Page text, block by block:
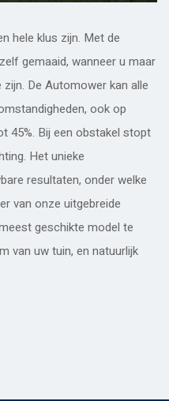
hele klus zijn. Met de
gemaaid, wanneer u maar
De Automower kan alle
ook op
45%. Bij een obstakel stopt
Het unieke
resultaten, onder welke
van onze uitgebreide
geschikte model te
van uw tuin, en natuurlijk